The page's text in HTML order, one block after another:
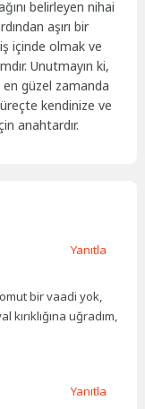
belirleyen nihai
aşırı bir
içinde olmak ve
Unutmayın ki,
en güzel zamanda
kendinize ve
anahtardır.
bir vaadi yok,
uğradım,
Yanıtla
Yanıtla